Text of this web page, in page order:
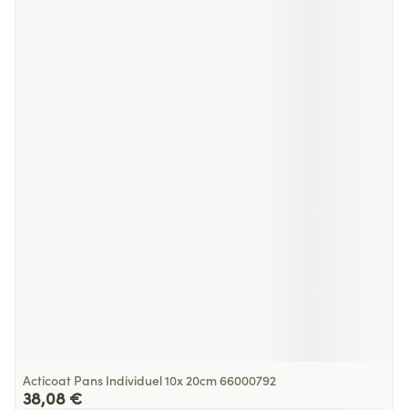
Acticoat Pans Individuel 10x 20cm 66000792
38,08 €